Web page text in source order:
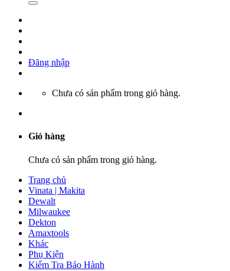
Đăng nhập
Chưa có sản phẩm trong giỏ hàng.
Giỏ hàng
Chưa có sản phẩm trong giỏ hàng.
Trang chủ
Vinata | Makita
Dewalt
Milwaukee
Dekton
Amaxtools
Khác
Phụ Kiện
Kiểm Tra Bảo Hành